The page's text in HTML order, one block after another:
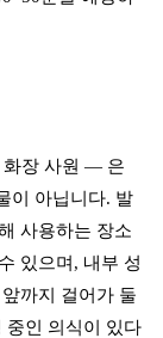
화장 사원 — 은
이 아닙니다. 발
사용하는 장소
있으며, 내부 성
까지 걸어가 둘
중인 의식이 있다